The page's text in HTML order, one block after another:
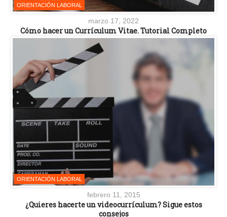
ORIENTACIÓN LABORAL
marzo 17, 2022
Cómo hacer un Currículum Vitae. Tutorial Completo
ORIENTACIÓN LABORAL
febrero 11, 2015
¿Quieres hacerte un videocurrículum? Sigue estos
consejos